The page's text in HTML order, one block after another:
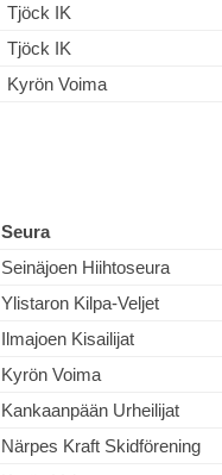
Tjöck IK
Tjöck IK
Kyrön Voima
Seura
Seinäjoen Hiihtoseura
Ylistaron Kilpa-Veljet
Ilmajoen Kisailijat
Kyrön Voima
Kankaanpään Urheilijat
Närpes Kraft Skidförening